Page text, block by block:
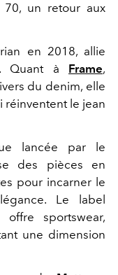
70, un retour aux
en 2018, allie
Quant à Frame,
du denim, elle
le jean
lancée par le
des pièces en
pour incarner le
Le label
sportswear,
une dimension